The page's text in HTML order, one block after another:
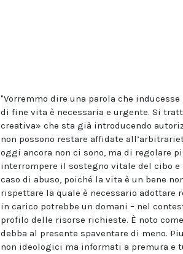
"Vorremmo dire una parola che
di fine vita è necessaria e urgente. Si
creativa» che sta già introducendo
non possono restare affidate
oggi ancora non ci sono, ma di regolare
interrompere il sostegno vitale del cibo e
caso di abuso, poiché la vita è un bene
rispettare la quale è necessario adottare
in carico potrebbe un domani – nel
profilo delle risorse richieste. È noto
debba al presente spaventare di meno.
non ideologici ma informati a premura e